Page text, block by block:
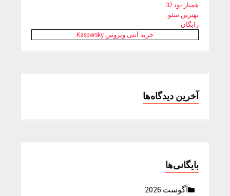
همیار نود 32
بهترین سئو
رایگان
خرید آنتی ویروس Kaspersky
آخرین دیدگاه‌ها
بایگانی‌ها
آگوست 2026